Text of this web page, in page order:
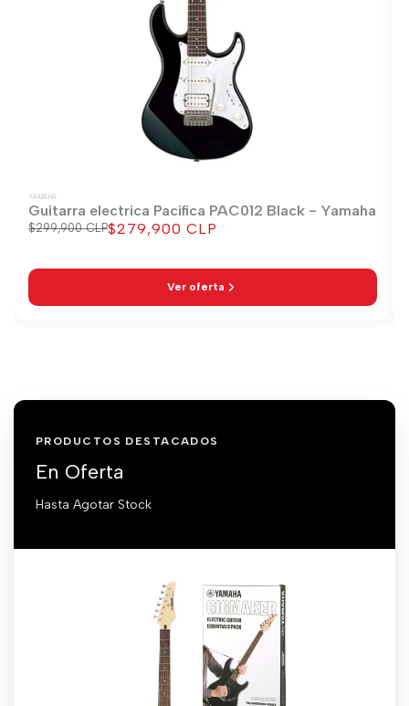
YAMAHA
Guitarra electrica Pacifica PAC012 Black - Yamaha
Precio
$299,900 CLPPrecio
$279,900 CLP
Ver oferta
PRODUCTOS DESTACADOS
En Oferta
Hasta Agotar Stock